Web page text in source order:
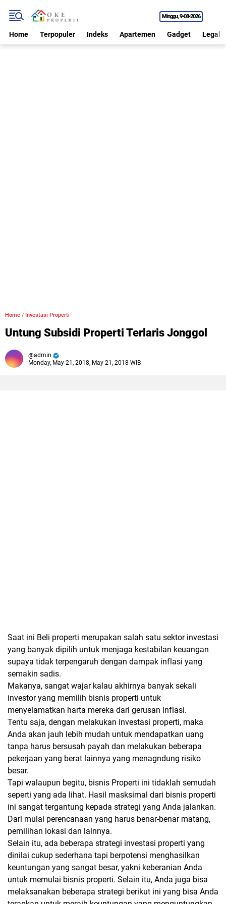
Minggu 9•08•2026
Home Terpopuler Indeks Apartemen Gadget Legal
Home / Investasi Properti
Untung Subsidi Properti Terlaris Jonggol
admin
Monday, May 21, 2018, May 21, 2018 WIB
Saat ini Beli properti merupakan salah satu sektor investasi
yang banyak dipilih untuk menjaga kestabilan keuangan
supaya tidak terpengaruh dengan dampak inflasi yang
semakin sadis.
Makanya, sangat wajar kalau akhirnya banyak sekali
investor yang memilih bisnis properti untuk
menyelamatkan harta mereka dari gerusan inflasi.
Tentu saja, dengan melakukan investasi properti, maka
Anda akan jauh lebih mudah untuk mendapatkan uang
tanpa harus bersusah payah dan melakukan beberapa
pekerjaan yang berat lainnya yang menagndung risiko
besar.
Tapi walaupun begitu, bisnis Properti ini tidaklah semudah
seperti yang ada lihat. Hasil masksimal dari bisnis properti
ini sangat tergantung kepada strategi yang Anda jalankan.
Dari mulai perencanaan yang harus benar-benar matang,
pemilihan lokasi dan lainnya.
Selain itu, ada beberapa strategi investasi properti yang
dinilai cukup sederhana tapi berpotensi menghasilkan
keuntungan yang sangat besar, yakni keberanian Anda
untuk memulai bisnis properti. Selain itu, Anda juga bisa
melaksanakan beberapa strategi berikut ini yang bisa Anda